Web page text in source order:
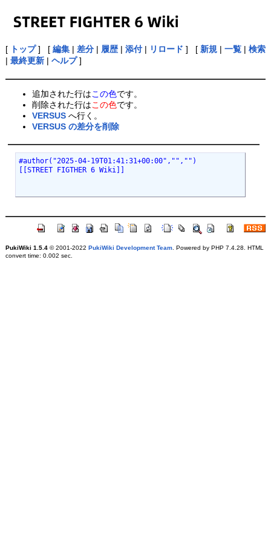
[ トップ] [ 編集| 差分| 履歴| 添付| リロード ] [ 新規| 一覧| 検索
| 最終更新| ヘルプ]
追加された行はこの色です。
削除された行はこの色です。
VERSUSへ行く。
VERSUS の差分を削除
#author("2025-04-19T01:41:31+00:00","","")
[[STREET FIGTHER 6 Wiki]]
PukiWiki 1.5.4© 2001-2022 PukiWiki Development Team. Powered by PHP 7.4.28. HTML
convert time: 0.002 sec.